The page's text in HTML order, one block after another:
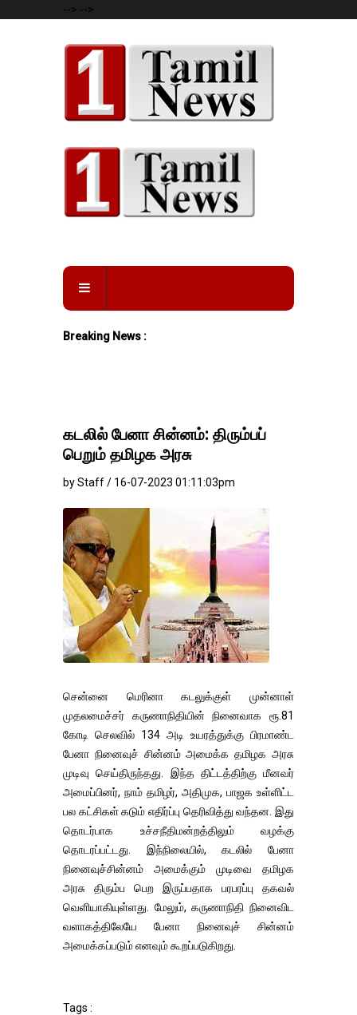
--> -->
Breaking News :
கடலில் பேனா சின்னம்: திரும்பப்
பெறும் தமிழக அரசு
by Staff / 16-07-2023 01:11:03pm
சென்னை மெரினா கடலுக்குள் முன்னாள்
முதலமைச்சர் கருணாநிதியின் நினைவாக ரூ.81
கோடி செலவில் 134 அடி உயரத்துக்கு பிரமாண்ட
பேனா நினைவுச் சின்னம் அமைக்க தமிழக அரசு
முடிவு செய்திருந்தது. இந்த திட்டத்திற்கு மீனவர்
அமைப்பினர், நாம் தமிழர், அதிமுக, பாஜக உள்ளிட்ட
பல கட்சிகள் கடும் எதிர்ப்பு தெரிவித்து வந்தன. இது
தொடர்பாக உச்சநீதிமன்றத்திலும் வழக்கு
தொடரப்பட்டது. இந்நிலையில், கடலில் பேனா
நினைவுச்சின்னம் அமைக்கும் முடிவை தமிழக
அரசு திரும்ப பெற இருப்பதாக பரபரப்பு தகவல்
வெளியாகியுள்ளது. மேலும், கருணாநிதி நினைவிட
வளாகத்திலேயே பேனா நினைவுச் சின்னம்
அமைக்கப்படும் எனவும் கூறப்படுகிறது.
Tags :